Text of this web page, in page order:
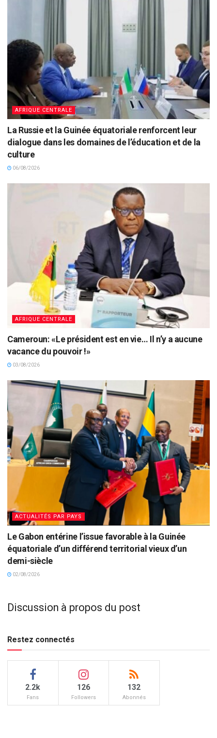
AFRIQUE CENTRALE
La Russie et la Guinée équatoriale renforcent leur
dialogue dans les domaines de l’éducation et de la
culture
06/08/2026
AFRIQUE CENTRALE
Cameroun: «Le président est en vie… Il n’y a aucune
vacance du pouvoir !»
03/08/2026
ACTUALITÉS PAR PAYS
Le Gabon entérine l’issue favorable à la Guinée
équatoriale d’un différend territorial vieux d’un
demi-siècle
02/08/2026
Discussion à propos du post
Restez connectés
2.2k
Fans
126
Followers
132
Abonnés